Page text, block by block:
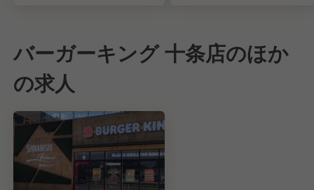
バーガーキング 十条店のほか
の求人